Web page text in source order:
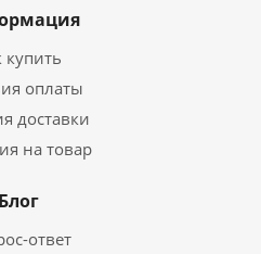
купить
оплаты
доставки
на товар
Блог
ответ